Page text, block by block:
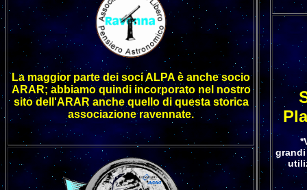
La maggior parte dei soci ALPA è anche socio
ARAR; abbiamo quindi incorporato nel nostro
sito dell'ARAR anche quello di questa storica
associazione ravennate.